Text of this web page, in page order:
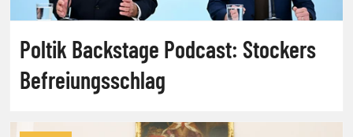
Poltik Backstage Podcast: Stockers
Befreiungsschlag